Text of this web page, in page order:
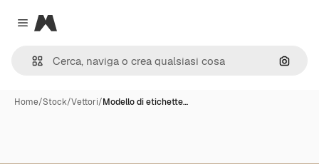
Close menu
Magnific
Cerca
Home/Stock/Vettori/Modello di etichette…